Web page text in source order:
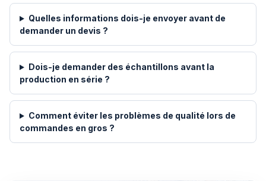
Quelles informations dois-je envoyer avant de
demander un devis ?
Dois-je demander des échantillons avant la
production en série ?
Comment éviter les problèmes de qualité lors de
commandes en gros ?